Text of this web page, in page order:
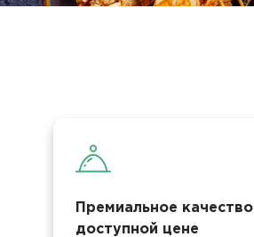
Премиальное
доступной цене